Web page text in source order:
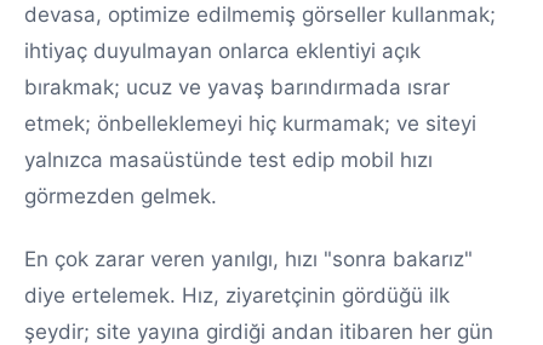
devasa, optimize edilmemiş görseller kullanmak;
ihtiyaç duyulmayan onlarca eklentiyi açık
bırakmak; ucuz ve yavaş barındırmada ısrar
etmek; önbelleklemeyi hiç kurmamak; ve siteyi
yalnızca masaüstünde test edip mobil hızı
görmezden gelmek.
En çok zarar veren yanılgı, hızı "sonra bakarız"
diye ertelemek. Hız, ziyaretçinin gördüğü ilk
şeydir; site yayına girdiği andan itibaren her gün